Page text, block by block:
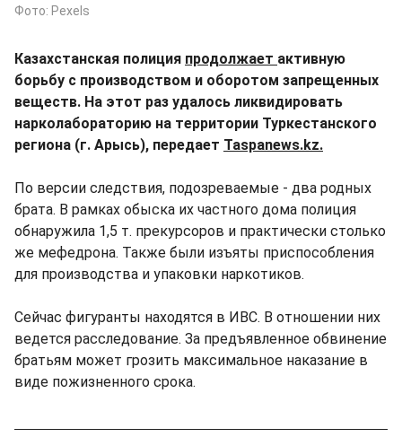
Фото: Pexels
Казахстанская полиция продолжает активную
борьбу с производством и оборотом запрещенных
веществ. На этот раз удалось ликвидировать
нарколабораторию на территории Туркестанского
региона (г. Арысь), передает Taspanews.kz.
По версии следствия, подозреваемые - два родных
брата. В рамках обыска их частного дома полиция
обнаружила 1,5 т. прекурсоров и практически столько
же мефедрона. Также были изъяты приспособления
для производства и упаковки наркотиков.
Сейчас фигуранты находятся в ИВС. В отношении них
ведется расследование. За предъявленное обвинение
братьям может грозить максимальное наказание в
виде пожизненного срока.